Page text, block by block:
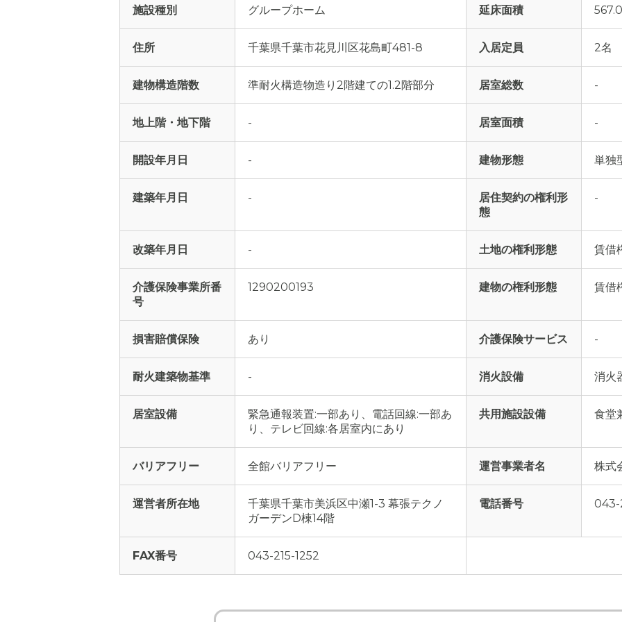
施設種別 グループホーム 延床面積
住所 千葉県千葉市花見川区花島町481-8 入居定員 2名
建物構造階数 準耐火構造物造り2階建ての1.2階部分 居室総数 -
地上階・地下階 - 居室面積 -
開設年月日 - 建物形態 単独
建築年月日 -
居住契約の権利形
態
-
改築年月日 - 土地の権利形態 賃借
介護保険事業所番
号
1290200193 建物の権利形態 賃借
損害賠償保険 あり 介護保険サービス -
耐火建築物基準 - 消火設備 消火
居室設備
緊急通報装置:一部あり、電話回線:一部あ
り、テレビ回線:各居室内にあり
共用施設設備 食堂
バリアフリー 全館バリアフリー 運営事業者名 株式
運営者所在地
千葉県千葉市美浜区中瀬1-3 幕張テクノ
ガーデンD棟14階
電話番号 043-
FAX番号 043-215-1252